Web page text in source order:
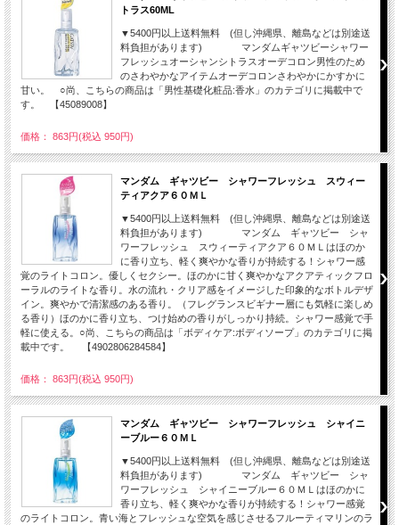
トラス60ML
▼5400円以上送料無料 (但し沖縄県、離島などは別途送
料負担があります) マンダムギャツビーシャワー
フレッシュオーシャンシトラスオーデコロン男性のため
のさわやかなアイテムオーデコロンさわやかにかすかに
甘い。 ○尚、こちらの商品は「男性基礎化粧品:香水」のカテゴリに掲載中で
す。 【45089008】
価格： 863円(税込 950円)
マンダム ギャツビー シャワーフレッシュ スウィー
ティアクア６０ＭＬ
▼5400円以上送料無料 (但し沖縄県、離島などは別途送
料負担があります) マンダム ギャツビー シャ
ワーフレッシュ スウィーティアクア６０ＭＬはほのか
に香り立ち、軽く爽やかな香りが持続する！シャワー感
覚のライトコロン。優しくセクシー。ほのかに甘く爽やかなアクアティックフロ
ーラルのライトな香り。水の流れ・クリア感をイメージした印象的なボトルデザ
イン。爽やかで清潔感のある香り。（フレグランスビギナー層にも気軽に楽しめ
る香り）ほのかに香り立ち、つけ始めの香りがしっかり持続。シャワー感覚で手
軽に使える。○尚、こちらの商品は「ボディケア:ボディソープ」のカテゴリに掲
載中です。 【4902806284584】
価格： 863円(税込 950円)
マンダム ギャツビー シャワーフレッシュ シャイニ
ーブルー６０ＭＬ
▼5400円以上送料無料 (但し沖縄県、離島などは別途送
料負担があります) マンダム ギャツビー シャ
ワーフレッシュ シャイニーブルー６０ＭＬはほのかに
香り立ち、軽く爽やかな香りが持続する！シャワー感覚
のライトコロン。青い海とフレッシュな空気を感じさせるフルーティマリンのラ